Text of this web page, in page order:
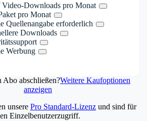
Video-Downloads pro Monat
pro Monat
Quellenangabe erforderlich
Downloads
Werbung
Abo abschließen?Weitere Kaufoptionen
anzeigen
unsere Pro Standard-Lizenz und sind für
Einzelbenutzerzugriff.